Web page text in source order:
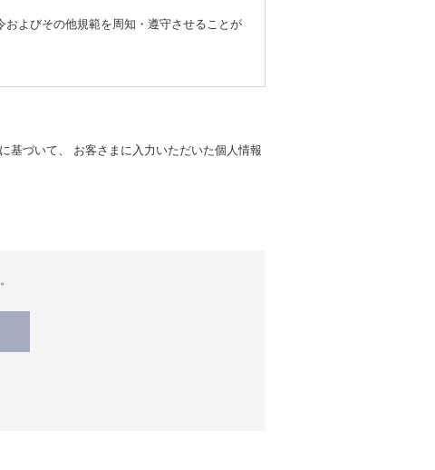
よびその他規範を周知・遵守させることが
能です。ただし、クッキーを受け入れない
キー等によって当社Webサイトを訪問した
行動履歴情報は、当該第三者のプライバシ
抗をお感じの場合は、当該第三者のWebサ
基づいて、 お客さまに入力いただいた個人情報